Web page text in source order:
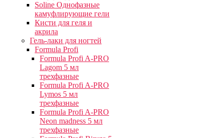
Soline Однофазные
камуфлирующие гели
Кисти для геля и
акрила
Гель-лаки для ногтей
Formula Profi
Formula Profi A-PRO
Lagom 5 мл
трехфазные
Formula Profi A-PRO
Lymos 5 мл
трехфазные
Formula Profi A-PRO
Neon madness 5 мл
трехфазные